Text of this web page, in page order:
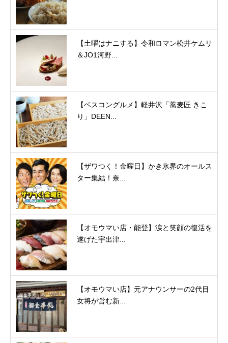
【土曜はナニする】令和ロマン松井ケムリ
＆JO1河野...
【ベスコングルメ】軽井沢「蕎麦匠 きこ
り」DEEN...
【ザワつく！金曜日】かき氷界のオールス
ター集結！奈...
【オモウマい店・能登】涙と笑顔の復活を
遂げた宇出津...
【オモウマい店】元アナウンサーの2代目
女将が営む新...